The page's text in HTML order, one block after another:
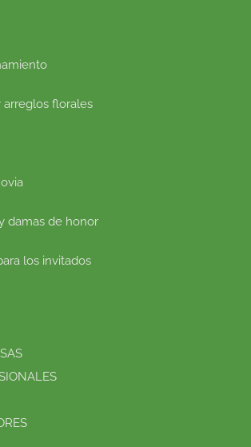
arreglos florales
damas de honor
los invitados